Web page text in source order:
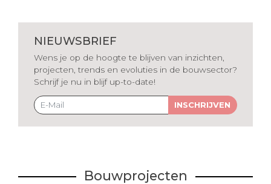
NIEUWSBRIEF
Wens je op de hoogte te blijven van inzichten,
projecten, trends en evoluties in de bouwsector?
Schrijf je nu in blijf up-to-date!
INSCHRIJVEN
Bouwprojecten